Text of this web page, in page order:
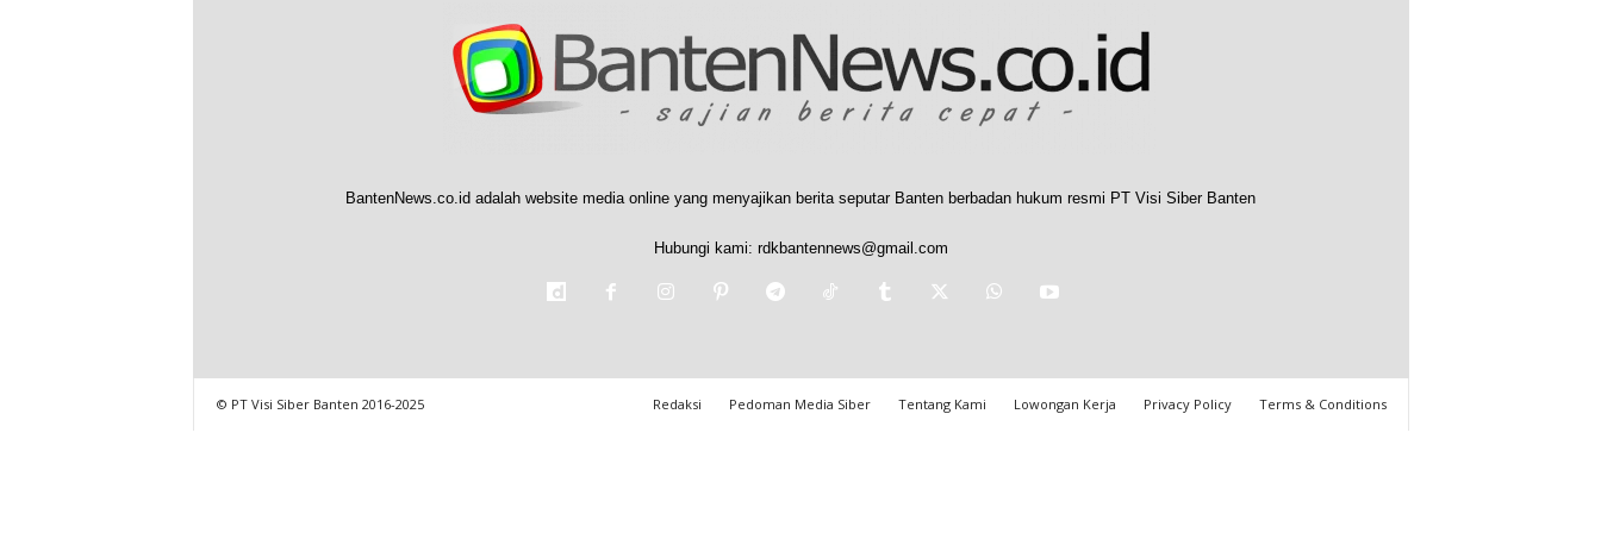
BantenNews.co.id adalah website media online yang menyajikan berita seputar Banten berbadan hukum resmi PT Visi Siber Banten
Hubungi kami: rdkbantennews@gmail.com
Redaksi Pedoman Media Siber Tentang Kami Lowongan Kerja Privacy Policy Terms & Conditions
© PT Visi Siber Banten 2016-2025